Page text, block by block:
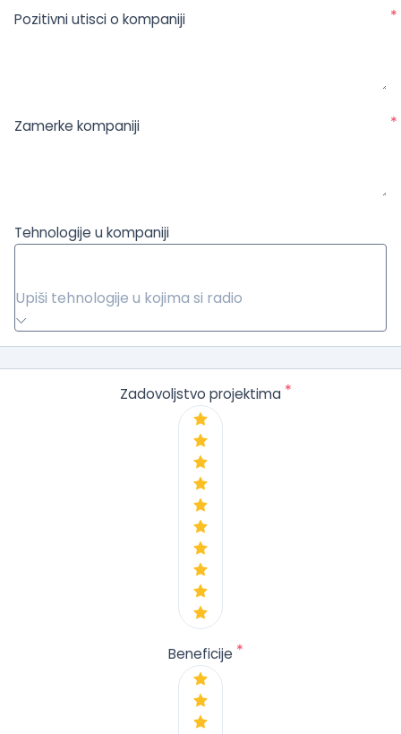
Pozitivni utisci o kompaniji *
Zamerke kompaniji *
Tehnologije u kompaniji
Upiši tehnologije u kojima si radio
Zadovoljstvo projektima *
Beneficije *